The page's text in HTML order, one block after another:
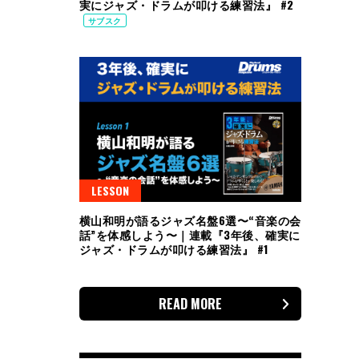
実にジャズ・ドラムが叩ける練習法』 #2
サブスク
LESSON
横山和明が語るジャズ名盤6選〜“音楽の会
話”を体感しよう〜｜連載『3年後、確実に
ジャズ・ドラムが叩ける練習法』 #1
READ MORE